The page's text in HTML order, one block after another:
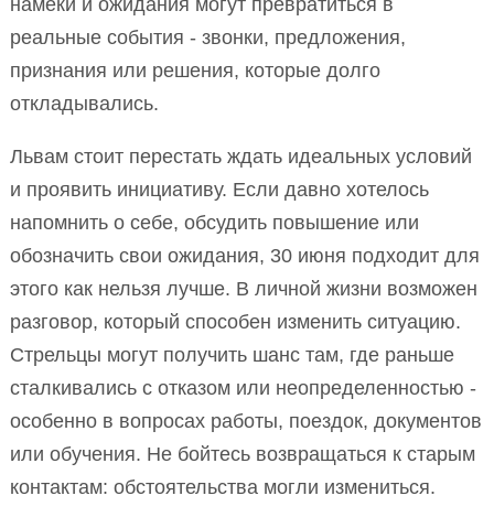
намеки и ожидания могут превратиться в
реальные события - звонки, предложения,
признания или решения, которые долго
откладывались.
Львам стоит перестать ждать идеальных условий
и проявить инициативу. Если давно хотелось
напомнить о себе, обсудить повышение или
обозначить свои ожидания, 30 июня подходит для
этого как нельзя лучше. В личной жизни возможен
разговор, который способен изменить ситуацию.
Стрельцы могут получить шанс там, где раньше
сталкивались с отказом или неопределенностью -
особенно в вопросах работы, поездок, документов
или обучения. Не бойтесь возвращаться к старым
контактам: обстоятельства могли измениться.